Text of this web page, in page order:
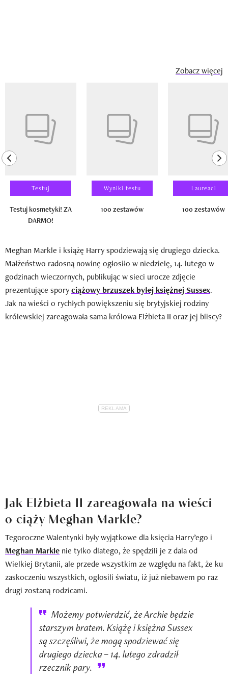
Zobacz więcej
previous element
Testuj
Testuj kosmetyki! ZA
DARMO!
Wyniki testu
100 zestawów
Laureaci
100 zestawów
Meghan Markle i książę Harry spodziewają się drugiego dziecka.
Małżeństwo radosną nowinę ogłosiło w niedzielę, 14. lutego w
godzinach wieczornych, publikując w sieci urocze zdjęcie
prezentujące sporyciążowy brzuszek byłej księżnej Sussex.
Jak na wieści o rychłych powiększeniu się brytyjskiej rodziny
królewskiej zareagowała sama królowa Elżbieta II oraz jej bliscy?
Jak Elżbieta II zareagowała na wieści
o ciąży Meghan Markle?
Tegoroczne Walentynki były wyjątkowe dla księcia Harry’ego i
Meghan Markle nie tylko dlatego, że spędzili je z dala od
Wielkiej Brytanii, ale przede wszystkim ze względu na fakt, że ku
zaskoczeniu wszystkich, ogłosili światu, iż już niebawem po raz
drugi zostaną rodzicami.
Możemy potwierdzić, że Archie będzie
starszym bratem. Książę i księżna Sussex
są szczęśliwi, że mogą spodziewać się
drugiego dziecka – 14. lutego zdradził
rzecznik pary.